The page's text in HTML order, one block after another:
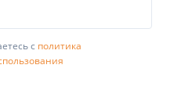
с политика